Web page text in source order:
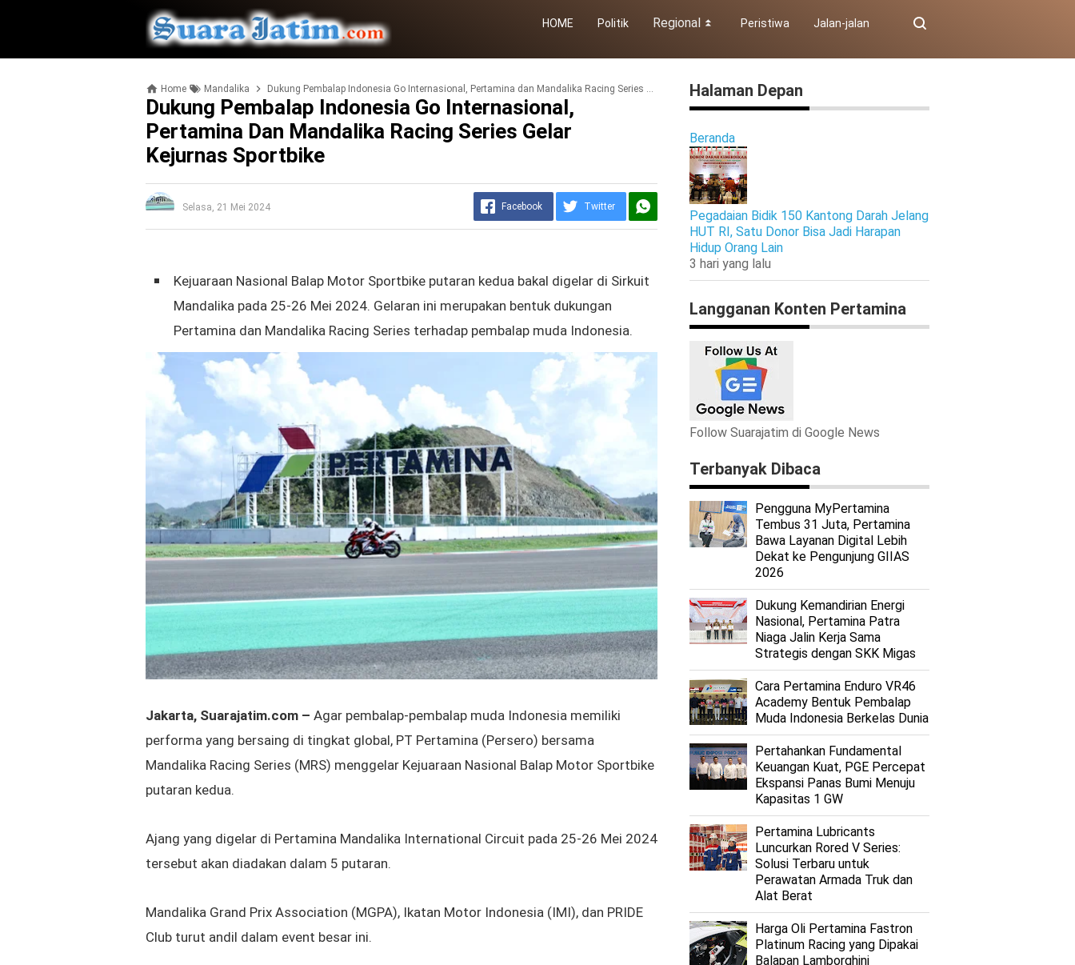
HOME Politik Regional ⏬ Peristiwa Jalan-jalan
Home Mandalika Dukung Pembalap Indonesia Go Internasional, Pertamina dan Mandalika Racing Series Gelar Kejurnas Sportbike
Dukung Pembalap Indonesia Go Internasional,
Pertamina Dan Mandalika Racing Series Gelar
Kejurnas Sportbike
Selasa, 21 Mei 2024 Facebook Twitter
Kejuaraan Nasional Balap Motor Sportbike putaran kedua bakal digelar di Sirkuit
Mandalika pada 25-26 Mei 2024. Gelaran ini merupakan bentuk dukungan
Pertamina dan Mandalika Racing Series terhadap pembalap muda Indonesia.
Jakarta, Suarajatim.com – Agar pembalap-pembalap muda Indonesia memiliki
performa yang bersaing di tingkat global, PT Pertamina (Persero) bersama
Mandalika Racing Series (MRS) menggelar Kejuaraan Nasional Balap Motor Sportbike
putaran kedua.
Ajang yang digelar di Pertamina Mandalika International Circuit pada 25-26 Mei 2024
tersebut akan diadakan dalam 5 putaran.
Mandalika Grand Prix Association (MGPA), Ikatan Motor Indonesia (IMI), dan PRIDE
Club turut andil dalam event besar ini.
Halaman Depan
Beranda
Pegadaian Bidik 150 Kantong Darah Jelang
HUT RI, Satu Donor Bisa Jadi Harapan
Hidup Orang Lain
3 hari yang lalu
Langganan Konten Pertamina
Follow Suarajatim di Google News
Terbanyak Dibaca
Pengguna MyPertamina
Tembus 31 Juta, Pertamina
Bawa Layanan Digital Lebih
Dekat ke Pengunjung GIIAS
2026
Dukung Kemandirian Energi
Nasional, Pertamina Patra
Niaga Jalin Kerja Sama
Strategis dengan SKK Migas
Cara Pertamina Enduro VR46
Academy Bentuk Pembalap
Muda Indonesia Berkelas Dunia
Pertahankan Fundamental
Keuangan Kuat, PGE Percepat
Ekspansi Panas Bumi Menuju
Kapasitas 1 GW
Pertamina Lubricants
Luncurkan Rored V Series:
Solusi Terbaru untuk
Perawatan Armada Truk dan
Alat Berat
Harga Oli Pertamina Fastron
Platinum Racing yang Dipakai
Balapan Lamborghini